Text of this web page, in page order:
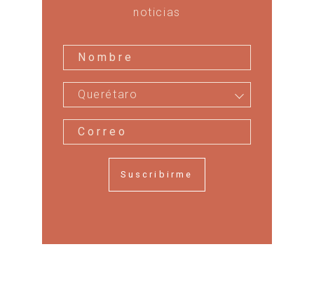
noticias
Querétaro
Suscribirme